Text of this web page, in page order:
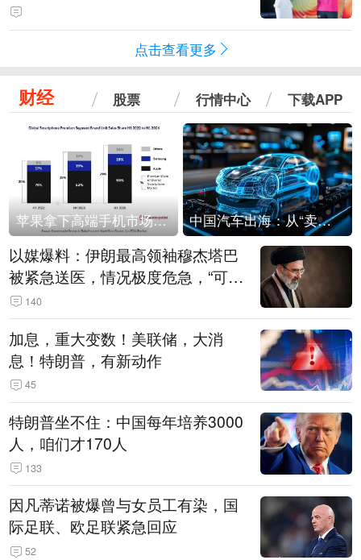
点击查看更多
财经 股票 行情中心 下载APP
苹果拿下高端手机市场65%的份额：iPhone 17系列功不可没 中国汽车出海：从“卖出去”到“走进去”
以媒爆料：伊朗最高领袖穆杰塔巴
被紧急送医，情况极度危急，“可能
随时会死去”
140
加息，重大变数！美联储，大消
息！特朗普，有新动作
45
特朗普坐不住：中国每年培养3000
人，咱们才170人
133
因凡蒂诺被爆曾与女员工有染，国
际足联、欧足联紧急回应
52